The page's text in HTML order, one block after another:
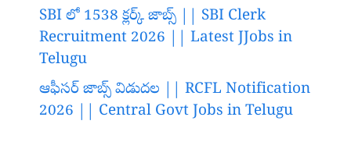
SBI లో 1538 క్లర్క్ జాబ్స్ || SBI Clerk
Recruitment 2026 || Latest JJobs in
Telugu
ఆఫీసర్ జాబ్స్ విడుదల || RCFL Notification
2026 || Central Govt Jobs in Telugu